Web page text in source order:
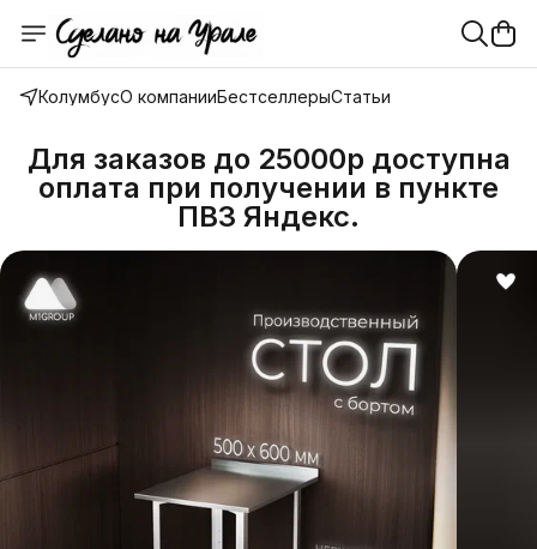
КолумбусО компанииБестселлерыСтатьи
Для заказов до 25000р доступна
оплата при получении в пункте
ПВЗ Яндекс.